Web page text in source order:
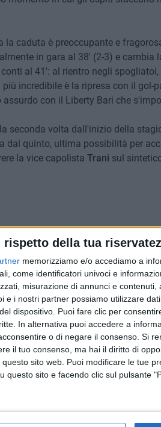
rispetto della tua
memorizziamo e/o accediamo a
come identificatori univoci e
misurazione di annunci e contenuti,
e i nostri partner possiamo utilizzare
dispositivo. Puoi fare clic per
In alternativa puoi accedere a
o di negare il consenso. Si
il tuo consenso, ma hai il diritto di
sito web. Puoi modificare le tue
questo sito e facendo clic sul pulsante
la caduta è preoccupante e
in gara al 38' (2-3) e cambia
al 41': al rientro negli spogliatoi,
incredibile è la ripresa con il gol-
con il Liberty Bari che
seconda volta dall'inizio della
dal quinto, ultima possibilità per
la vice capolista Trani sul